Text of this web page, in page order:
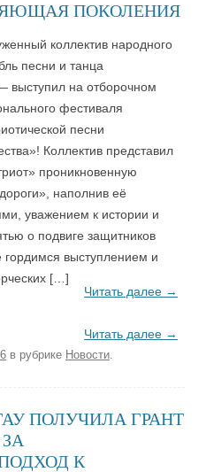
ПОКОЛЕНИЯ
коллектив народного
песни и танца
выступил на отборочном
фестиваля
песни
Коллектив представил
проникновенную
наполнив её
уважением к истории и
о подвиге защитников
выступлением и
[…]
Читать далее →
Читать далее →
в рубрике Новости.
ПОЛУЧИЛА ГРАНТ
К